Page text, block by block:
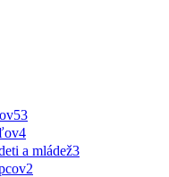
53
4
a mládež3
2